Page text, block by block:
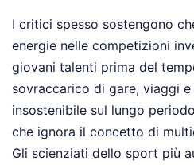
I critici spesso sostengono
energie nelle competizioni
giovani talenti prima del
sovraccarico di gare, viaggi
insostenibile sul lungo
che ignora il concetto di
Gli scienziati dello sport più